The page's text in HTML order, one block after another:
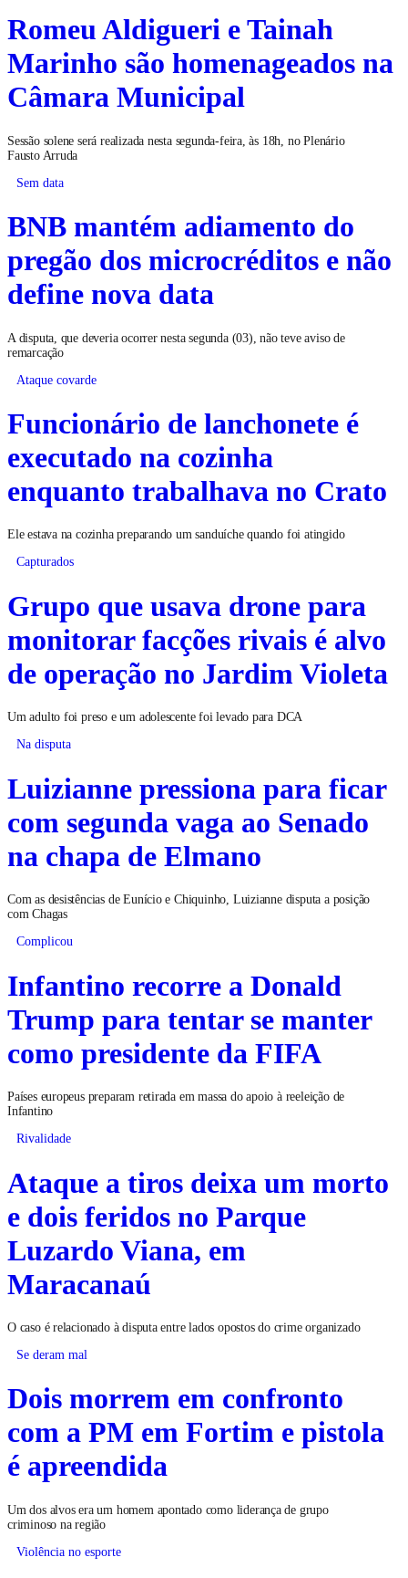
Romeu Aldigueri e Tainah
Marinho são homenageados na
Câmara Municipal
Sessão solene será realizada nesta segunda-feira, às 18h, no Plenário
Fausto Arruda
Sem data
BNB mantém adiamento do
pregão dos microcréditos e não
define nova data
A disputa, que deveria ocorrer nesta segunda (03), não teve aviso de
remarcação
Ataque covarde
Funcionário de lanchonete é
executado na cozinha
enquanto trabalhava no Crato
Ele estava na cozinha preparando um sanduíche quando foi atingido
Capturados
Grupo que usava drone para
monitorar facções rivais é alvo
de operação no Jardim Violeta
Um adulto foi preso e um adolescente foi levado para DCA
Na disputa
Luizianne pressiona para ficar
com segunda vaga ao Senado
na chapa de Elmano
Com as desistências de Eunício e Chiquinho, Luizianne disputa a posição
com Chagas
Complicou
Infantino recorre a Donald
Trump para tentar se manter
como presidente da FIFA
Países europeus preparam retirada em massa do apoio à reeleição de
Infantino
Rivalidade
Ataque a tiros deixa um morto
e dois feridos no Parque
Luzardo Viana, em
Maracanaú
O caso é relacionado à disputa entre lados opostos do crime organizado
Se deram mal
Dois morrem em confronto
com a PM em Fortim e pistola
é apreendida
Um dos alvos era um homem apontado como liderança de grupo
criminoso na região
Violência no esporte